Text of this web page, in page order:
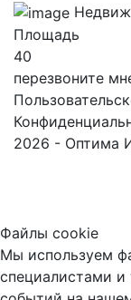
Площадь
40
перезвоните
2026 - Оптима
Файлы cookie
Мы используем
специалистами и